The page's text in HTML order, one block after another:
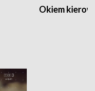
Okiem